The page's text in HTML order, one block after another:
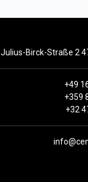
Julius-Birck-Straße 2
+49
+359
+32